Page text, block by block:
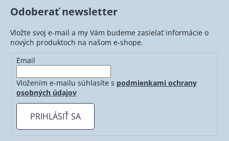
Odoberať newsletter
Vložte svoj e-mail a my Vám budeme zasielať informácie o
nových produktoch na našom e-shope.
Email
Vložením e-mailu súhlasíte s podmienkami ochrany
osobných údajov
PRIHLÁSIŤ SA